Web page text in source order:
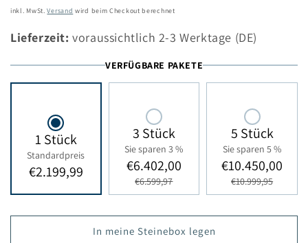
Preis
inkl. MwSt.Versand wird beim Checkout berechnet
Lieferzeit: voraussichtlich 2-3 Werktage (DE)
VERFÜGBARE PAKETE
1 Stück
Standardpreis
€2.199,99
3 Stück
Sie sparen 3 %
€6.402,00
€6.599,97
5 Stück
Sie sparen 5 %
€10.450,00
€10.999,95
In meine Steinebox legen